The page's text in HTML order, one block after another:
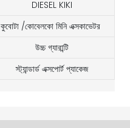
DIESEL KIKI
কুবোটা /কোবেলকো মিনি এক্সকাভেটর
উচ্চ গ্যারান্টি
স্ট্যান্ডার্ড এক্সপোর্ট প্যাকেজ